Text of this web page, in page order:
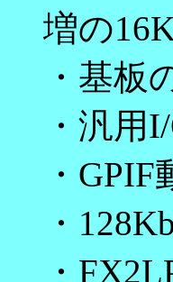
増の
・基板
・汎用
・
・
・